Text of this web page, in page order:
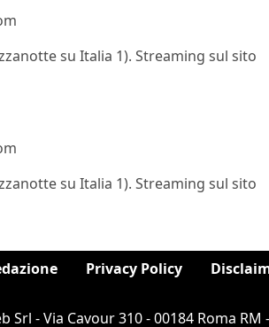
su Italia 1). Streaming sul sito
su Italia 1). Streaming sul sito
Privacy Policy
- Via Cavour 310 - 00184 Roma